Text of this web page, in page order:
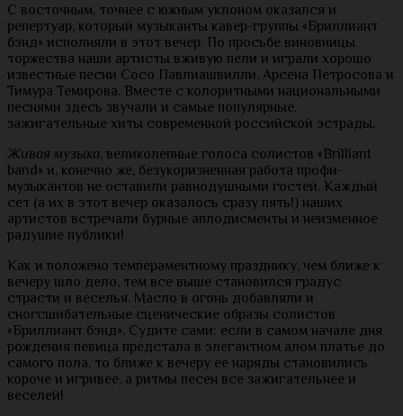
С восточным, точнее с южным уклоном оказался и
репертуар, который музыканты кавер-группы «Бриллиант
бэнд» исполняли в этот вечер. По просьбе виновницы
торжества наши артисты вживую пели и играли хорошо
известные песни Сосо Павлиашвилли, Арсена Петросова и
Тимура Темирова. Вместе с колоритными национальными
песнями здесь звучали и самые популярные,
зажигательные хиты современной российской эстрады.
Живая музыка, великолепные голоса солистов «Brilliant
band» и, конечно же, безукоризненная работа профи-
музыкантов не оставили равнодушными гостей. Каждый
сет (а их в этот вечер оказалось сразу пять!) наших
артистов встречали бурные аплодисменты и неизменное
радушие публики!
Как и положено темпераментному празднику, чем ближе к
вечеру шло дело, тем все выше становился градус
страсти и веселья. Масло в огонь добавляли и
сногсшибательные сценические образы солистов
«Бриллиант бэнд». Судите сами: если в самом начале дня
рождения певица предстала в элегантном алом платье до
самого пола, то ближе к вечеру ее наряды становились
короче и игривее, а ритмы песен все зажигательнее и
веселей!